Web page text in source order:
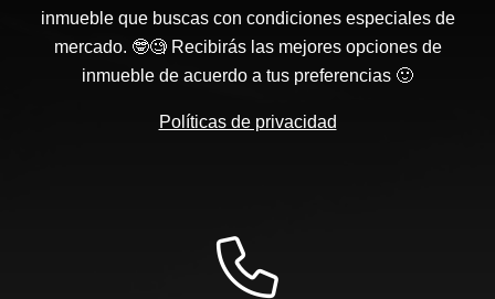
inmueble que buscas con condiciones especiales de
mercado. 🤓🧐 Recibirás las mejores opciones de
inmueble de acuerdo a tus preferencias 🙂
Políticas de privacidad